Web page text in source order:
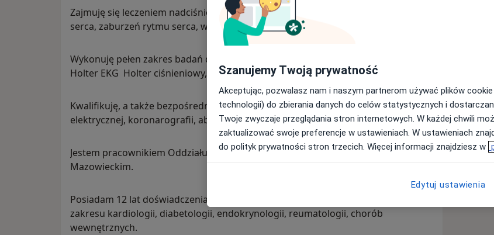
Zajmuję się leczeniem nadciśnienia tętniczego, choroby wieńcowej, niewydolności
serca, zaburzeń rytmu serca, wad zastawkowych serca.
Wykonuję pełen zakres badań diagnostycznych: echo serca, próba wysiłkowa,
Holter EKG Holter ciśnieniowy, EKG.
Kwalifikuję, a także bezpośrednio umawiam pacjentom zabiegi: kardiowersji
elektrycznej, koronarografii, ablacji, operacji serca.
Jestem pracownikiem Oddziału Kardiologii Szpitala Zachodniego w Grodzisku
Mazowieckim.
Posiadam 12 lat doświadczenia pracy w badaniach klinicznych jako współbadacz z
zakresu kardiologii, diabetologii, endokrynologii, reumatologii, chorób
wewnętrznych.
Szanujemy Twoją prywatność
Akceptując, pozwalasz nam i naszym partnerom używać plików
technologii) do zbierania danych do celów statystycznych i
Twoje zwyczaje przeglądania stron internetowych. W każdej chwili
zaktualizować swoje preferencje w ustawieniach. W ustawieniach
do polityk prywatności stron trzecich. Więcej informacji znajdziesz w
Edytuj ustawienia